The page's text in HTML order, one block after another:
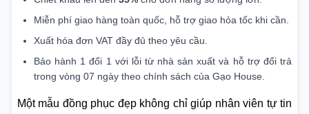
Miễn phí giao hàng toàn quốc, hỗ trợ giao hỏa tốc khi cần.
Xuất hóa đơn VAT đầy đủ theo yêu cầu.
Bảo hành 1 đổi 1 với lỗi từ nhà sản xuất và hỗ trợ đổi trả
trong vòng 07 ngày theo chính sách của Gạo House.
Một mẫu đồng phục đẹp không chỉ giúp nhân viên tự tin